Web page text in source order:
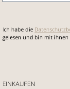
Ich habe die
gelesen und bin mit ihnen
EINKAUFEN